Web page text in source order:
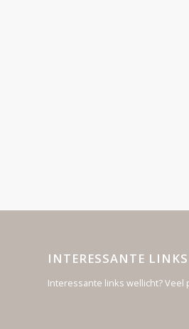
INTERESSANTE LINKS
Interessante links wellicht? Veel